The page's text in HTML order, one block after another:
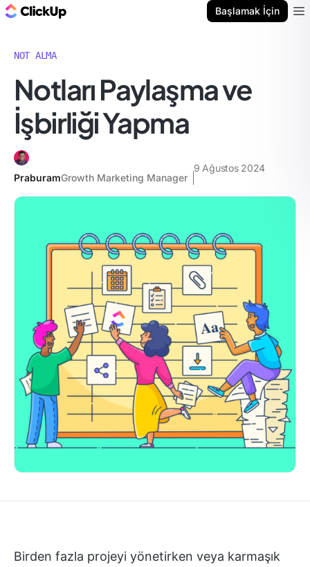
Başlamak İçin
NOT ALMA
Notları Paylaşma ve
İşbirliği Yapma
PraburamGrowth Marketing Manager
9 Ağustos 2024
Birden fazla projeyi yönetirken veya karmaşık